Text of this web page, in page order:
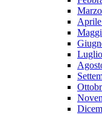
Marzo
Aprile
Luglio